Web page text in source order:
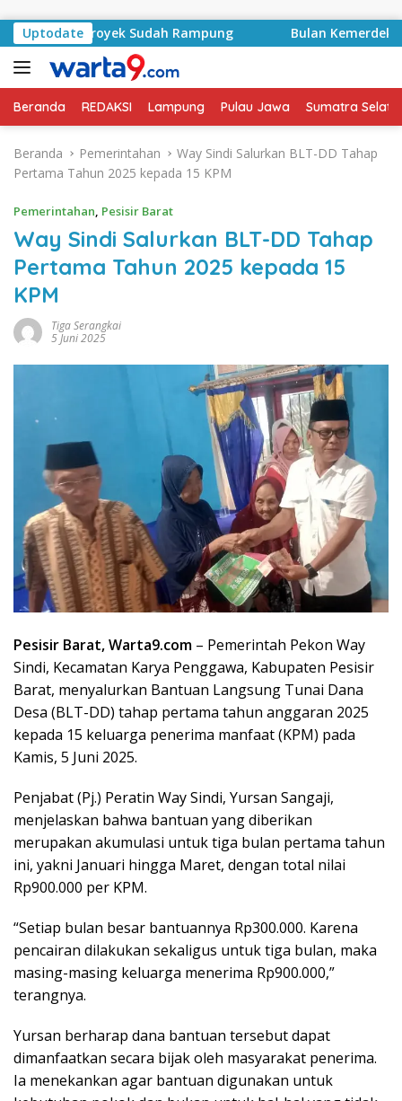
Uptodate
Proyek Sudah Rampung Bulan Kemerdekaan,
Beranda REDAKSI Lampung Pulau Jawa Sumatra
Beranda Pemerintahan
Way Sindi Salurkan BLT-DD Tahap
Pertama Tahun 2025 kepada 15 KPM
Pemerintahan, Pesisir Barat
Way Sindi Salurkan BLT-DD Tahap
Pertama Tahun 2025 kepada 15
KPM
Tiga Serangkai
5 Juni 2025
Pesisir Barat, Warta9.com – Pemerintah Pekon Way
Sindi, Kecamatan Karya Penggawa, Kabupaten Pesisir
Barat, menyalurkan Bantuan Langsung Tunai Dana
Desa (BLT-DD) tahap pertama tahun anggaran 2025
kepada 15 keluarga penerima manfaat (KPM) pada
Kamis, 5 Juni 2025.
Penjabat (Pj.) Peratin Way Sindi, Yursan Sangaji,
menjelaskan bahwa bantuan yang diberikan
merupakan akumulasi untuk tiga bulan pertama tahun
ini, yakni Januari hingga Maret, dengan total nilai
Rp900.000 per KPM.
“Setiap bulan besar bantuannya Rp300.000. Karena
pencairan dilakukan sekaligus untuk tiga bulan, maka
masing-masing keluarga menerima Rp900.000,”
terangnya.
Yursan berharap dana bantuan tersebut dapat
dimanfaatkan secara bijak oleh masyarakat penerima.
Ia menekankan agar bantuan digunakan untuk